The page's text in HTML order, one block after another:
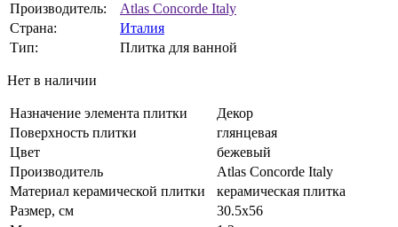
Производитель:
Atlas Concorde Italy
Страна:
Италия
Тип:
Плитка для ванной
Нет в наличии
Назначение элемента плитки
Декор
Поверхность плитки
глянцевая
Цвет
бежевый
Производитель
Atlas Concorde Italy
Материал керамической плитки
керамическая плитка
Размер, см
30.5x56